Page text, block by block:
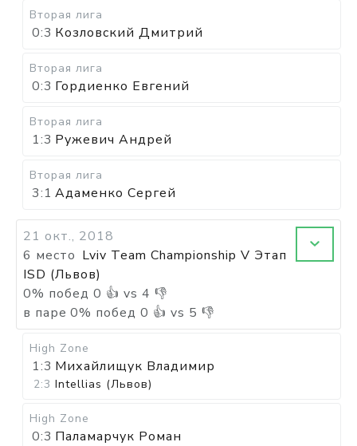
Вторая лига
0:3 Козловский Дмитрий
Вторая лига
0:3 Гордиенко Евгений
Вторая лига
1:3 Ружевич Андрей
Вторая лига
3:1 Адаменко Сергей
21 окт., 2018
6 место Lviv Team Championship V Этап
ISD (Львов)
0% побед 0 👍 vs 4 👎
в паре 0% побед 0 👍 vs 5 👎
High Zone
1:3 Михайлищук Владимир
2:3 Intellias (Львов)
High Zone
0:3 Паламарчук Роман